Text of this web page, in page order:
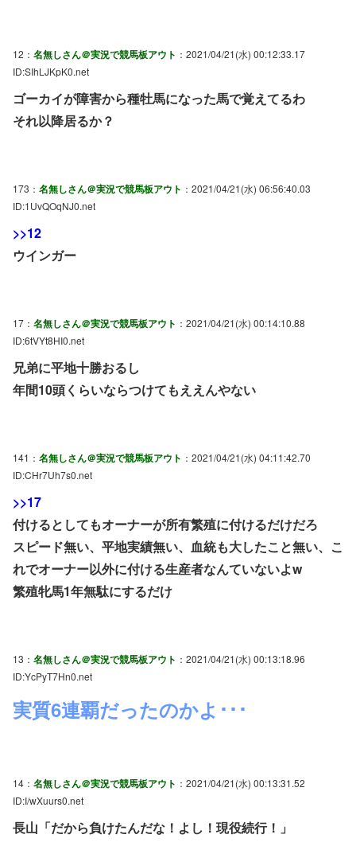
12： 名無しさん＠実況で競馬板アウト ：2021/04/21(水) 00:12:33.17
ID:SIhLJKpK0.net
ゴーカイが障害から種牡馬になった馬で覚えてるわ
それ以降居るか？
173： 名無しさん＠実況で競馬板アウト ：2021/04/21(水) 06:56:40.03
ID:1UvQOqNJ0.net
>>12
ウインガー
17： 名無しさん＠実況で競馬板アウト ：2021/04/21(水) 00:14:10.88
ID:6tVYt8HI0.net
兄弟に平地十勝おるし
年間10頭くらいならつけてもええんやない
141： 名無しさん＠実況で競馬板アウト ：2021/04/21(水) 04:11:42.70
ID:CHr7Uh7s0.net
>>17
付けるとしてもオーナーが所有繁殖に付けるだけだろ
スピード無い、平地実績無い、血統も大したこと無い、こ
れでオーナー以外に付ける生産者なんていないよw
繁殖牝馬1年無駄にするだけ
13： 名無しさん＠実況で競馬板アウト ：2021/04/21(水) 00:13:18.96
ID:YcPyT7Hn0.net
実質6連覇だったのかよ･･･
14： 名無しさん＠実況で競馬板アウト ：2021/04/21(水) 00:13:31.52
ID:I/wXuurs0.net
長山「だから負けたんだな！よし！現役続行！」